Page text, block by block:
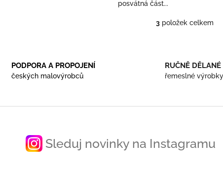
posvátná část...
O
d
a
y
v
3položek celkem
PODPORA A PROPOJENÍ
českých malovýrobců
RUČNĚ DĚLANÉ
řemeslné výrobky
Sleduj novinky na Instagramu